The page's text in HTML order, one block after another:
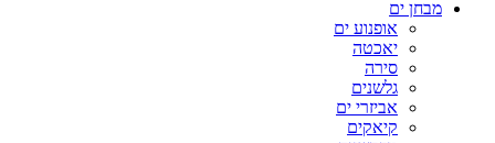
מבחן ים
אופנוע ים
יאכטה
סירה
גלשנים
אביזרי ים
קיאקים